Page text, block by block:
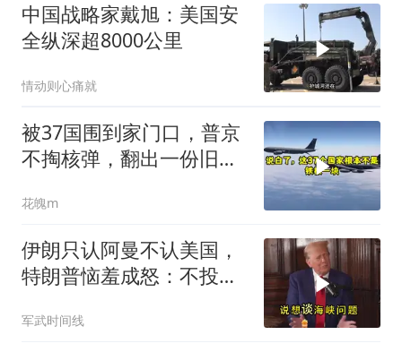
中国战略家戴旭：美国安
全纵深超8000公里
情动则心痛就
被37国围到家门口，普京
不掏核弹，翻出一份旧合
花魄m
伊朗只认阿曼不认美国，
特朗普恼羞成怒：不投降
军武时间线